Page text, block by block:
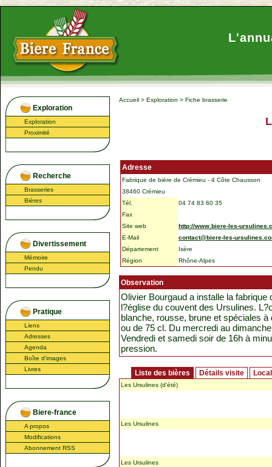
Exploration
Exploration
Proximité
Recherche
Brasseries
Bières
Divertissement
Mémoire
Pendu
Pratique
Liens
Adresses
Agenda
Boîte d'images
Livres
Biere-france
A propos
Modifications
Abonnement RSS
Accueil > Exploration > Fiche brasserie
Adresse
Fabrique de bière de Crémieu - 4 Côte Chausson
38460 Crémieu
Tél.
04 74 83 60 35
Fax
Site web
http://www.biere-les-
E-Mail
contact@biere-les-
Département
Isère
Région
Rhône-Alpes
Observation
Olivier Bourgaud a installe la
l?église du couvent des Ursulines.
blanche, rousse, brune et spéciales
ou de 75 cl. Du mercredi au
Vendredi et samedi soir de 16h à
pression.
Liste des bières Détails visite
Les Ursulines (d'été)
Les Ursulines
Les Ursulines